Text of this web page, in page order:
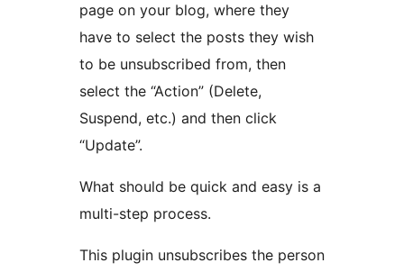
page on your blog, where they
have to select the posts they wish
to be unsubscribed from, then
select the “Action” (Delete,
Suspend, etc.) and then click
“Update”.
What should be quick and easy is a
multi-step process.
This plugin unsubscribes the person